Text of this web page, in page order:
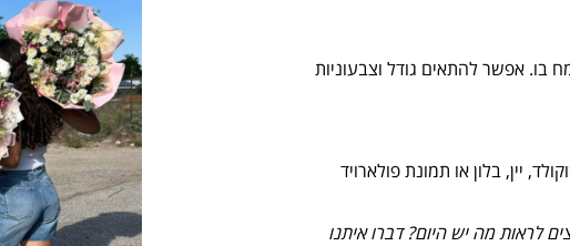
בו. אפשר להתאים גודל וצבעוניות
יין, בלון או תמונת פולארויד
לראות מה יש היום? דברו איתנו